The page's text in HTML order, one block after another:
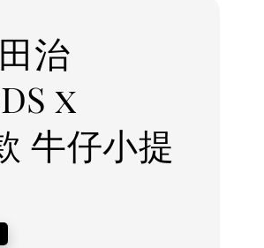
治
x
牛仔小提